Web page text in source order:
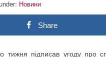
Новини
Share
тижня підписав угоду про